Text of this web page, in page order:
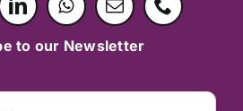
to our Newsletter